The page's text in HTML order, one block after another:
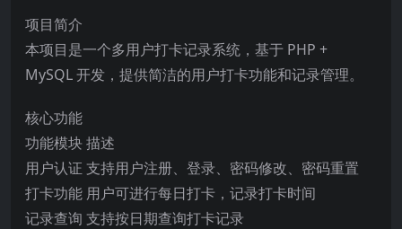
项目简介
本项目是一个多用户打卡记录系统，基于 PHP +
MySQL 开发，提供简洁的用户打卡功能和记录管理。
核心功能
功能模块 描述
用户认证 支持用户注册、登录、密码修改、密码重置
打卡功能 用户可进行每日打卡，记录打卡时间
记录查询 支持按日期查询打卡记录